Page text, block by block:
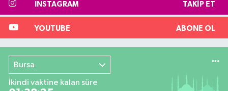
INSTAGRAM TAKIP ET
YOUTUBE ABONE OL
Bursa
İkindi vaktine kalan süre